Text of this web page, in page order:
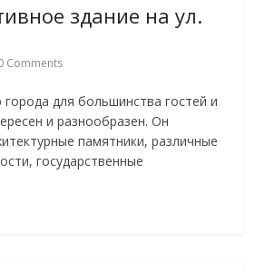
здание на ул.
Comments
для большинства гостей и
и разнообразен. Он
памятники, различные
государственные